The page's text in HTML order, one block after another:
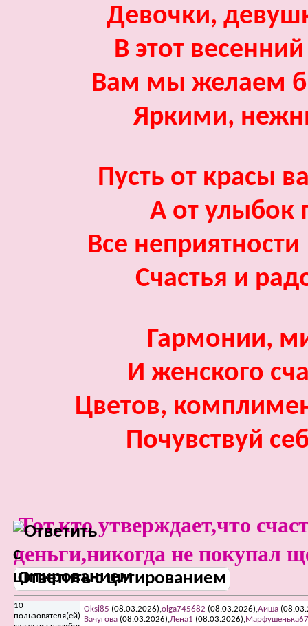
Девочки,
В этот
Вам мы желаем
Яркими,
Пусть от красы
А от улыбок
Все
Счастья и
Гармонии,
И женского
Цветов,
Почувствуй
Тот,кто утверждает,что
деньги,никогда не покупал
Ответить с цитированием
10
пользователя(ей)
Oksi85 (08.03.2026),olga745682 (08.03.2026),Аиша
Вачугова (08.03.2026),Лена1 (08.03.2026),Марфушенька67